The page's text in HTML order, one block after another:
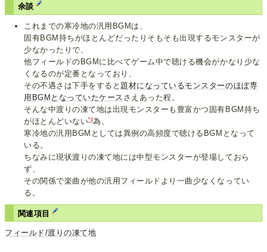
余談
これまでの寒冷地の汎用BGMは、
固有BGM持ちがほとんどだったりそもそも出現するモンスターが
少なかったりで、
他フィールドのBGMに比べてゲーム中で聴ける機会がかなり少な
くなるのが定番となっており、
その不遇さは下手をすると 題材になっているモンスターのほぼ専
用BGMとなっていたケース さえあった程。
そんな中渡りの凍て地は出現モンスターも豊富かつ固有BGM持ち
がほとんどいない*1為、
寒冷地の汎用BGMとしては異例の高頻度で聴けるBGMとなって
いる。
ちなみに現状渡りの凍て地には中型モンスターが登場しておら
ず、
その関係で楽曲が他の汎用フィールドより一曲少なくなってい
る。
関連項目
フィールド/渡りの凍て地